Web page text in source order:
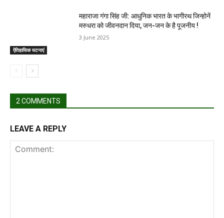
ऐतिहासिक घटनाएं
महाराजा गंगा सिंह जी: आधुनिक भारत के भागीरथ जिन्होनें
मरुधरा को जीवनदान दिया, जन-जन के है पूजनीय !
3 June 2025
2 COMMENTS
LEAVE A REPLY